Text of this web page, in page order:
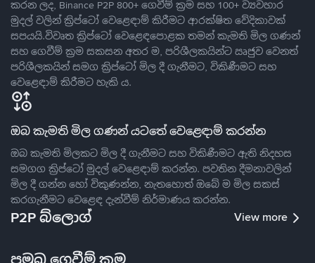
කරන ලද, Binance P2P 800+ ගෙවීම් ක්‍රම සහ 100+ ව්‍යවහාර
මුදල් වලින් ක්‍රිප්ටෝ වෙළෙඳාම් කිරීමට ආරක්ෂිත වේදිකාවක්
සපයයි.විවෘත ක්‍රිප්ටෝ වෙළෙඳපොළක තමන් කැමති මිල ගණන්
සහ ගෙවීම් ක්‍රම සකසන අතර ම, පරිශීලකයින්ට ඍජුව වෙනත්
පරිශීලකයින් සමග ක්‍රිප්ටෝ මිල දී ගැනීමට, විකිණීමට සහ
වෙළෙඳාම් කිරීමට හැකි ය.
ඔබ කැමති මිල ගණන් යටතේ වෙළෙඳාම් කරන්න
ඔබ කැමති මිලකට මිල දී ගැනීමට සහ විකිණීමට ඇති නිදහස
සමගග ක්‍රිප්ටෝ මුදල් වෙළෙඳාම් කරන්න. පවතින දීමනාවලින්
මිල දී ගන්න හෝ විකුණන්න, නැතහොත් ඔබේ ම මිල සකස්
කරගැනීමට වෙළෙඳ දැන්වීම් නිර්මාණය කරන්න.
P2P බ්ලොග් View more